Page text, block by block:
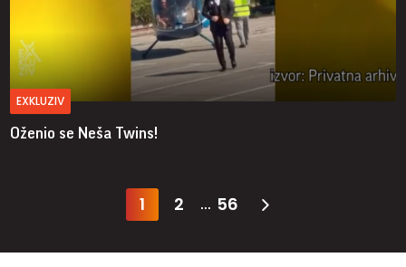
EXKLUZIV
Oženio se Neša Twins!
1 2 ... 56